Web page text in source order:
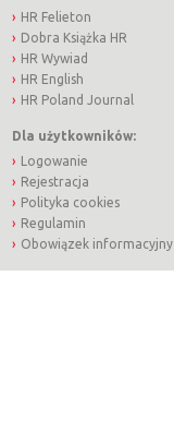
HR Felieton
Dobra Książka HR
HR Wywiad
HR English
HR Poland Journal
Dla użytkowników:
Logowanie
Rejestracja
Polityka cookies
Regulamin
Obowiązek informacyjny